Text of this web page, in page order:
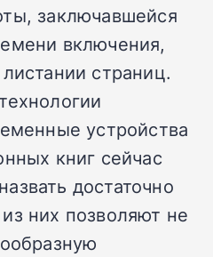
заключавшейся
включения,
страниц.
устройства
книг сейчас
достаточно
них позволяют не